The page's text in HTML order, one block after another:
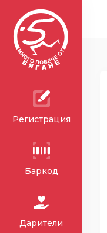
Регистрация
Баркод
Дарители